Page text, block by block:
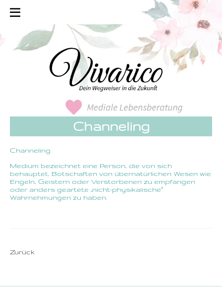
Channeling
Channeling
Medium bezeichnet eine Person, die von sich
behauptet, Botschaften von übernatürlichen Wesen wie
Engeln, Geistern oder Verstorbenen zu empfangen
oder anders geartete „nicht-physikalische“
Wahrnehmungen zu haben.
Zurück